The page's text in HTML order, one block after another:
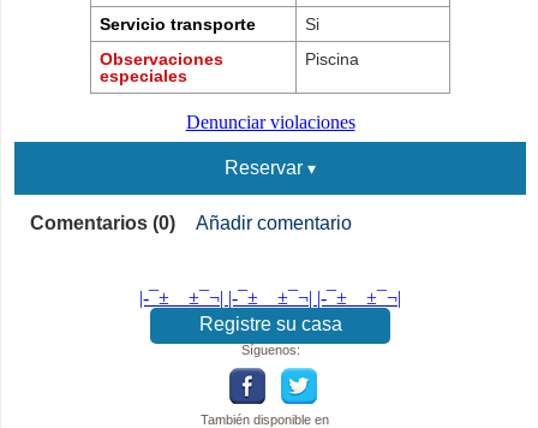
Servicio transporte
Si
Observaciones
especiales
Piscina
Denunciar violaciones
Reservar
Comentarios (0) Añadir comentario
|-¯±­__­±¯¬| |-¯±­__­±¯¬| |-¯±­__­±¯¬|
Registre su casa
Síguenos:
También disponible en